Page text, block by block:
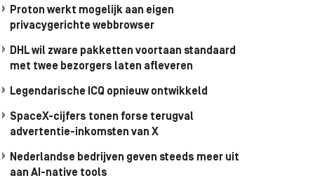
Proton werkt mogelijk aan eigen
privacygerichte webbrowser
DHL wil zware pakketten voortaan standaard
met twee bezorgers laten afleveren
Legendarische ICQ opnieuw ontwikkeld
SpaceX-cijfers tonen forse terugval
advertentie-inkomsten van X
Nederlandse bedrijven geven steeds meer uit
aan AI-native tools